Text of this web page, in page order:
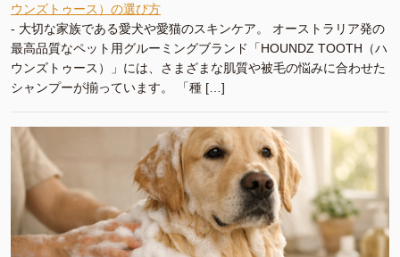
ウンズトゥース）の選び方
- 大切な家族である愛犬や愛猫のスキンケア。 オーストラリア発の
最高品質なペット用グルーミングブランド「HOUNDZ TOOTH（ハ
ウンズトゥース）」には、さまざまな肌質や被毛の悩みに合わせた
シャンプーが揃っています。 「種 […]